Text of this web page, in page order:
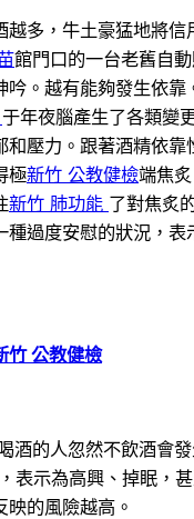
越多，牛土豪猛地將信
館門口的一台老舊自
吟。越有能夠發生依靠
于年夜腦產生了各類變
和壓力。跟著酒精依靠
極新竹 公教健檢端焦
新竹 肺功能 了對焦炙
種過度安慰的狀況，表
竹 公教健檢
酒的人忽然不飲酒會
表示為高興、掉眠，
的風險越高。